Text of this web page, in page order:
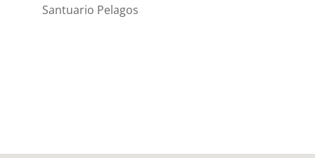
Santuario Pelagos